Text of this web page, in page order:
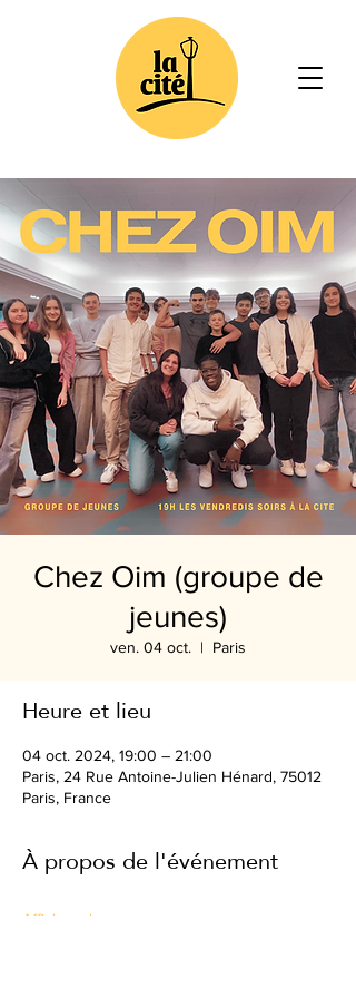
Chez Oim (groupe de
jeunes)
ven. 04 oct.
  |
Paris
Heure et lieu
04 oct. 2024, 19:00 – 21:00
Paris, 24 Rue Antoine-Julien Hénard, 75012
Paris, France
À propos de l'événement
Afficher plus